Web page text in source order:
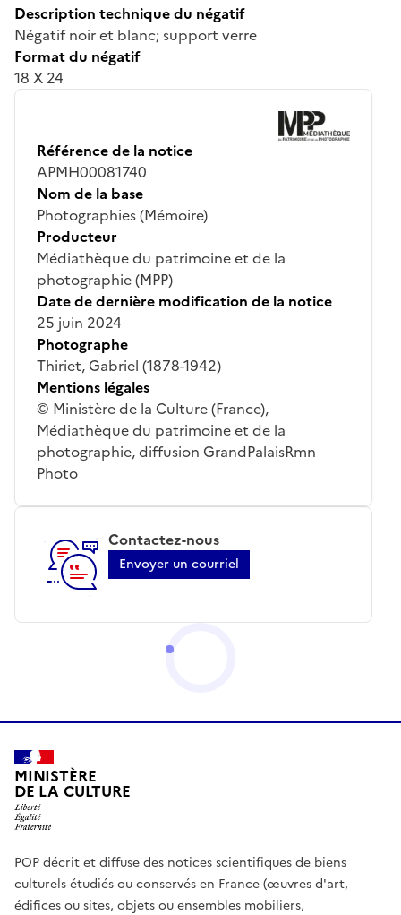
Description technique du négatif
Négatif noir et blanc; support verre
Format du négatif
18 X 24
Référence de la notice
APMH00081740
Nom de la base
Photographies (Mémoire)
Producteur
Médiathèque du patrimoine et de la
photographie (MPP)
Date de dernière modification de la notice
25 juin 2024
Photographe
Thiriet, Gabriel (1878-1942)
Mentions légales
© Ministère de la Culture (France),
Médiathèque du patrimoine et de la
photographie, diffusion GrandPalaisRmn
Photo
Contactez-nous
Envoyer un courriel
MINISTÈRE
DE LA CULTURE
POP décrit et diffuse des notices scientifiques de biens
culturels étudiés ou conservés en France (œuvres d'art,
édifices ou sites, objets ou ensembles mobiliers,